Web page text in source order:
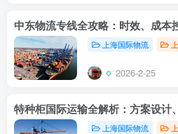
中东物流专线全攻略：时效、成本
上海国际物流
2026-2-25
上海国际物流